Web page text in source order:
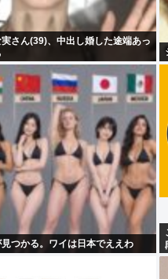
実さん(39)、中出し婚した途端あっ
つかる。ワイは日本でええわ